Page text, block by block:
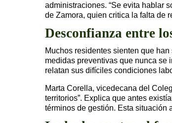
administraciones. “Se evita hablar
de Zamora, quien critica la falta de
Desconfianza entre
Muchos residentes sienten que
medidas preventivas que nunca se
relatan sus difíciles condiciones
Marta Corella, vicedecana del
territorios”. Explica que antes
términos de gestión. Esta situación